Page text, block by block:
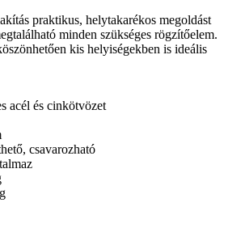
praktikus, helytakarékos megoldást
minden szükséges rögzítőelem.
kis helyiségekben is ideális
acél és cinkötvözet
csavarozható